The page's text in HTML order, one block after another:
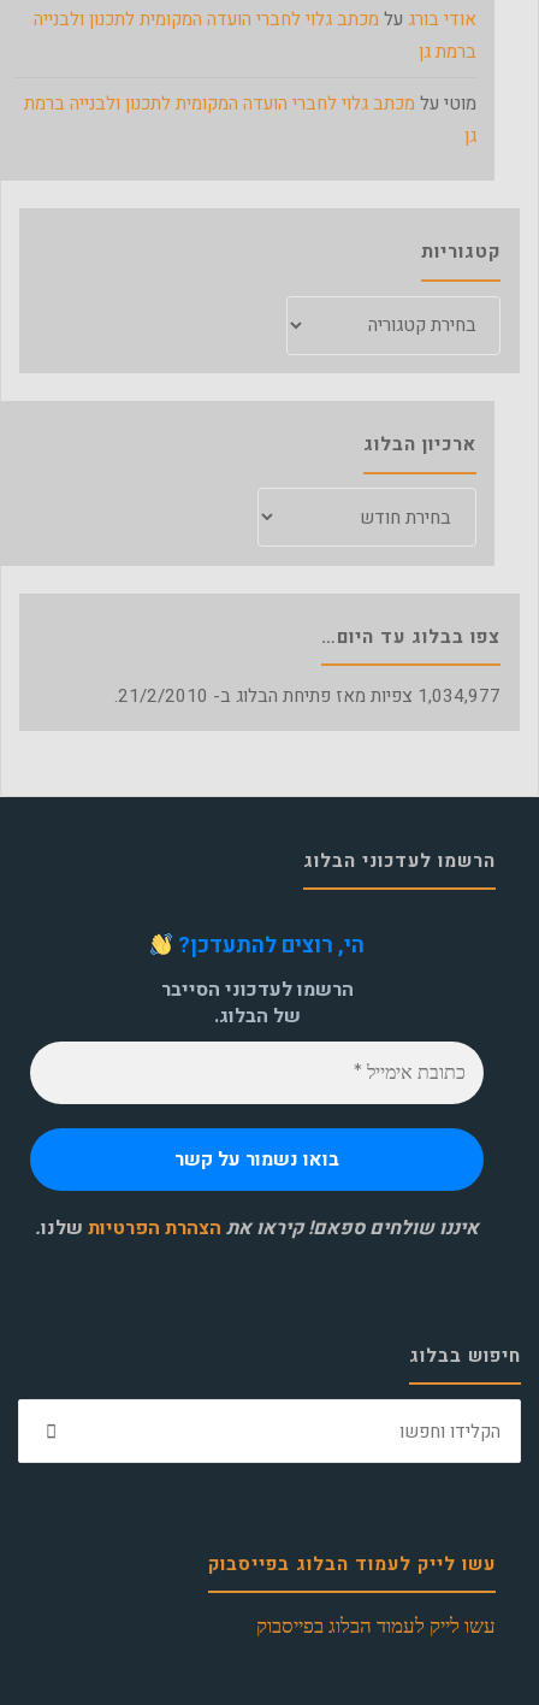
אודי בורג על מכתב גלוי לחברי הועדה המקומית לתכנון ולבנייה
ברמת גן
מוטי על מכתב גלוי לחברי הועדה המקומית לתכנון ולבנייה ברמת
גן
קטגוריות
ארכיון הבלוג
צפו בבלוג עד היום…
1,034,977 צפיות מאז פתיחת הבלוג ב- 21/2/2010.
הרשמו לעדכוני הבלוג
הי, רוצים להתעדכן?
הרשמו לעדכוני הסייבר
של הבלוג.
איננו שולחים ספאם! קיראו את הצהרת הפרטיות שלנו.
חיפוש בבלוג
עשו לייק לעמוד הבלוג בפייסבוק
עשו לייק לעמוד הבלוג בפייסבוק